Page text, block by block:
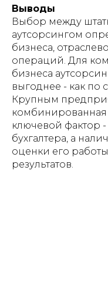
Выводы
Выбор между
аутсорсингом
бизнеса,
операций. Для
бизнеса
выгоднее - как по
Крупным
ключевой фактор
бухгалтера, а
оценки его
результатов.